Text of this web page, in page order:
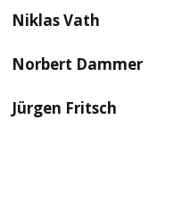
Niklas Vath
Norbert Dammer
Jürgen Fritsch